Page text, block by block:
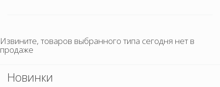
Извините, товаров выбранного типа сегодня нет в
продаже
Новинки